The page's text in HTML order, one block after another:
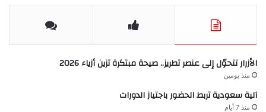
الأزرار تتحوّل إلى عنصر تطريز.. صيحة مبتكرة تزين أزياء 2026
منذ يومين
آلية سعودية تربط الحضور باجتياز الدورات
منذ 7 أيام